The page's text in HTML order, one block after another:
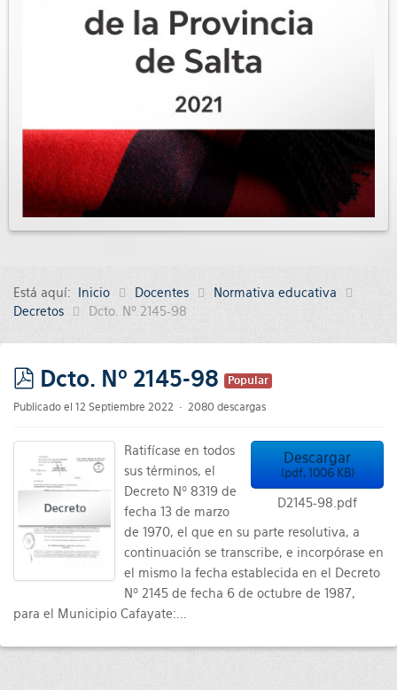
Está aquí: Inicio Docentes
Normativa educativa
Decretos
Dcto. Nº 2145-98
pdf
Dcto. Nº 2145-98 Popular
Publicado el 12 Septiembre 2022 2080 descargas
Descargar
(pdf, 1006 KB)
D2145-98.pdf
Ratifícase en todos
sus términos, el
Decreto Nº 8319 de
fecha 13 de marzo
de 1970, el que en su parte resolutiva, a
continuación se transcribe, e incorpórase en
el mismo la fecha establecida en el Decreto
Nº 2145 de fecha 6 de octubre de 1987,
para el Municipio Cafayate:...